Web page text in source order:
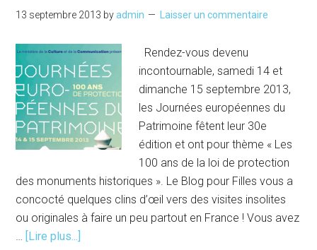
13 septembre 2013 byadmin Laisser un commentaire
Rendez-vous devenu
incontournable, samedi 14 et
dimanche 15 septembre 2013,
les Journées européennes du
Patrimoine fêtent leur 30e
édition et ont pour thème « Les
100 ans de la loi de protection
des monuments historiques ». Le Blog pour Filles vous a
concocté quelques clins d’œil vers des visites insolites
ou originales à faire un peu partout en France ! Vous avez
… [Lire plus...]